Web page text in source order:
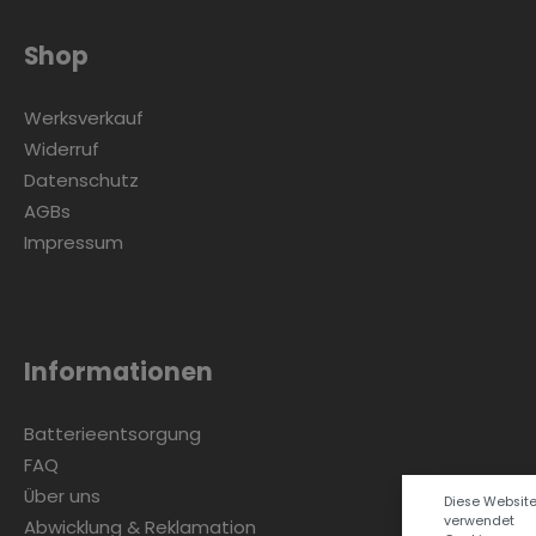
Shop
Werksverkauf
Widerruf
Datenschutz
AGBs
Impressum
Informationen
Batterieentsorgung
FAQ
Über uns
Abwicklung & Reklamation
Diese Website
verwendet